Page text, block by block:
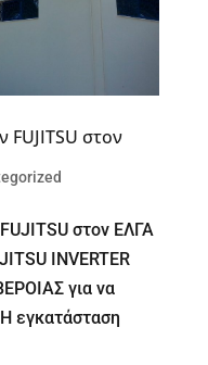
FUJITSU στον
στον ΕΛΓΑ
INVERTER
για να
εγκατάσταση